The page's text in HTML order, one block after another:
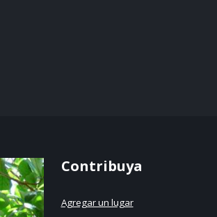
Contribuya
Agregar un lugar